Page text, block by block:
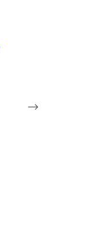
-->